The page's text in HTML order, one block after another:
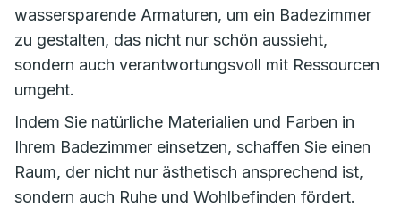
wassersparende Armaturen, um ein Badezimmer
zu gestalten, das nicht nur schön aussieht,
sondern auch verantwortungsvoll mit Ressourcen
umgeht.
Indem Sie natürliche Materialien und Farben in
Ihrem Badezimmer einsetzen, schaffen Sie einen
Raum, der nicht nur ästhetisch ansprechend ist,
sondern auch Ruhe und Wohlbefinden fördert.